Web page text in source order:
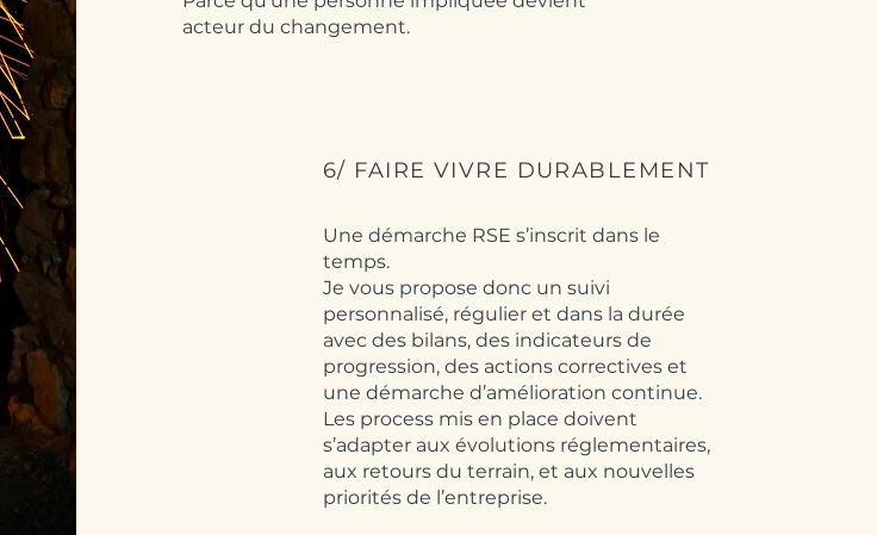
acteur du changement.
6/ FAIRE VIVRE DURABLEMENT
Une démarche RSE s’inscrit dans le
temps.
Je vous propose donc un suivi
personnalisé, régulier et dans la durée
avec des bilans, des indicateurs de
progression, des actions correctives et
une démarche d’amélioration continue.
Les process mis en place doivent
s’adapter aux évolutions réglementaires,
aux retours du terrain, et aux nouvelles
priorités de l’entreprise.